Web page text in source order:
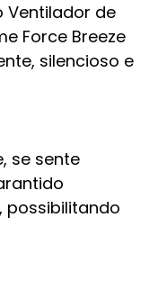
Ventilador de
Force Breeze
silencioso e
se sente
possibilitando